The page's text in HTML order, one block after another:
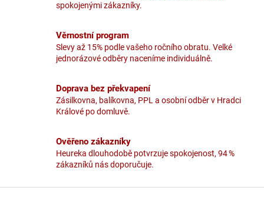
spokojenými zákazníky.
Věrnostní program
Slevy až 15% podle vašeho ročního obratu. Velké
jednorázové odběry naceníme individuálně.
Doprava bez překvapení
Zásilkovna, balíkovna, PPL a osobní odběr v Hradci
Králové po domluvě.
Ověřeno zákazníky
Heureka dlouhodobě potvrzuje spokojenost, 94 %
zákazníků nás doporučuje.
Z